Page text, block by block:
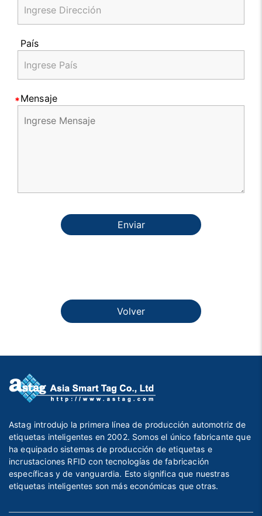
País
Mensaje
Enviar
Volver
Astag introdujo la primera línea de producción automotriz de
etiquetas inteligentes en 2002. Somos el único fabricante que
ha equipado sistemas de producción de etiquetas e
incrustaciones RFID con tecnologías de fabricación
específicas y de vanguardia. Esto significa que nuestras
etiquetas inteligentes son más económicas que otras.